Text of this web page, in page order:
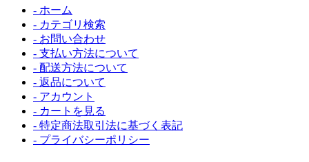
- ホーム
- カテゴリ検索
- お問い合わせ
- 支払い方法について
- 配送方法について
- 返品について
- アカウント
- カートを見る
- 特定商法取引法に基づく表記
- プライバシーポリシー